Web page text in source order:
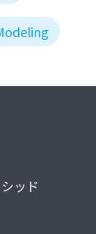
ッド